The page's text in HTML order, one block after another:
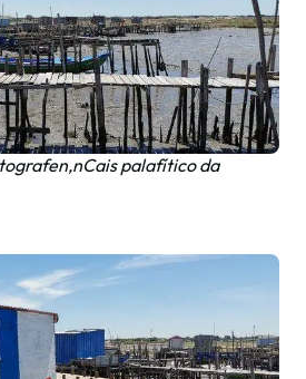
palafítico da